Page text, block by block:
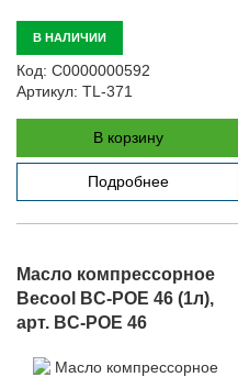
В НАЛИЧИИ
Код: С0000000592
Артикул: TL-371
В корзину
Подробнее
Масло компрессорное
Becool BC-POE 46 (1л),
арт. BC-POE 46